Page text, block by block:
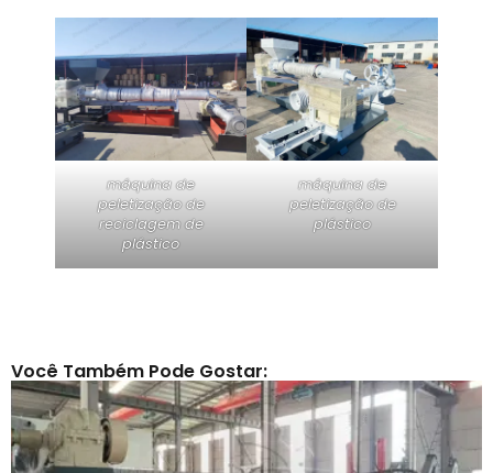
máquina de
peletização de
reciclagem de
plástico
máquina de
peletização de
plástico
Você Também Pode Gostar: